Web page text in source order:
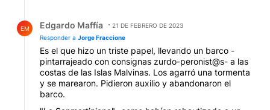
EM Edgardo Maffía
21 DE FEBRERO DE 2023
Responder a Jorge Fraccione
Es el que hizo un triste papel, llevando un barco -
pintarrajeado con consignas zurdo-peronist@s- a las
costas de las Islas Malvinas. Los agarró una tormenta
y se marearon. Pidieron auxilio y abandonaron el
barco.